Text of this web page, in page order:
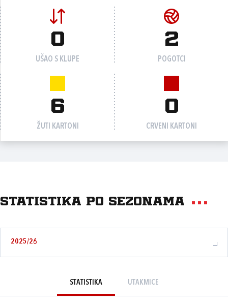
0
UŠAO S KLUPE
2
POGOTCI
6
ŽUTI KARTONI
0
CRVENI KARTONI
Statistika po sezonama
2025/26
STATISTIKA UTAKMICE